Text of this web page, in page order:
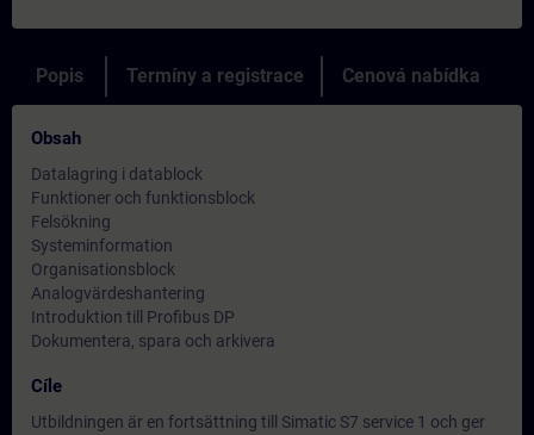
Popis Termíny a registrace Cenová nabídka
Obsah
Datalagring i datablock
Funktioner och funktionsblock
Felsökning
Systeminformation
Organisationsblock
Analogvärdeshantering
Introduktion till Profibus DP
Dokumentera, spara och arkivera
Cíle
Utbildningen är en fortsättning till Simatic S7 service 1 och ger